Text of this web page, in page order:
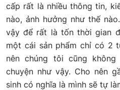
cấp rất là nhiều thông tin,
nào, ảnh hưởng như thế
vậy để rất là tốn thời gian
một cái sản phẩm chỉ có 2
nên chúng tôi cũng
chuyện như vậy. Cho nên
sinh có nghĩa là mình sẽ tự